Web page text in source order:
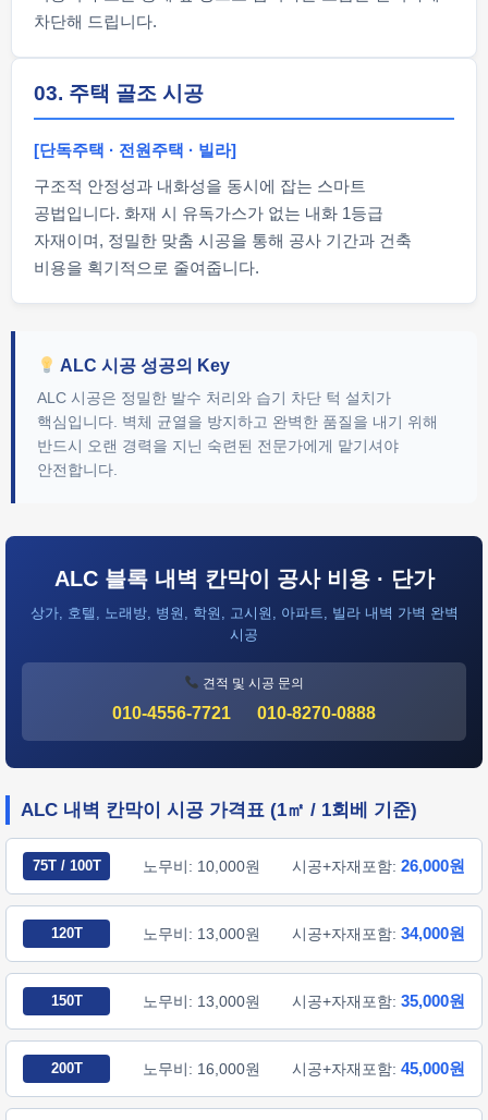
차단해 드립니다.
03. 주택 골조 시공
[단독주택 · 전원주택 · 빌라]
구조적 안정성과 내화성을 동시에 잡는 스마트
공법입니다. 화재 시 유독가스가 없는 내화 1등급
자재이며, 정밀한 맞춤 시공을 통해 공사 기간과 건축
비용을 획기적으로 줄여줍니다.
ALC 시공 성공의 Key
ALC 시공은 정밀한 발수 처리와 습기 차단 턱 설치가
핵심입니다. 벽체 균열을 방지하고 완벽한 품질을 내기 위해
반드시 오랜 경력을 지닌 숙련된 전문가에게 맡기셔야
안전합니다.
ALC 블록 내벽 칸막이 공사 비용 · 단가
상가, 호텔, 노래방, 병원, 학원, 고시원, 아파트, 빌라 내벽 가벽 완벽
시공
견적 및 시공 문의
010-4556-7721 010-8270-0888
ALC 내벽 칸막이 시공 가격표 (1㎡ / 1회베 기준)
75T / 100T 노무비: 10,000원 시공+자재포함: 26,000원
120T 노무비: 13,000원 시공+자재포함: 34,000원
150T 노무비: 13,000원 시공+자재포함: 35,000원
200T 노무비: 16,000원 시공+자재포함: 45,000원